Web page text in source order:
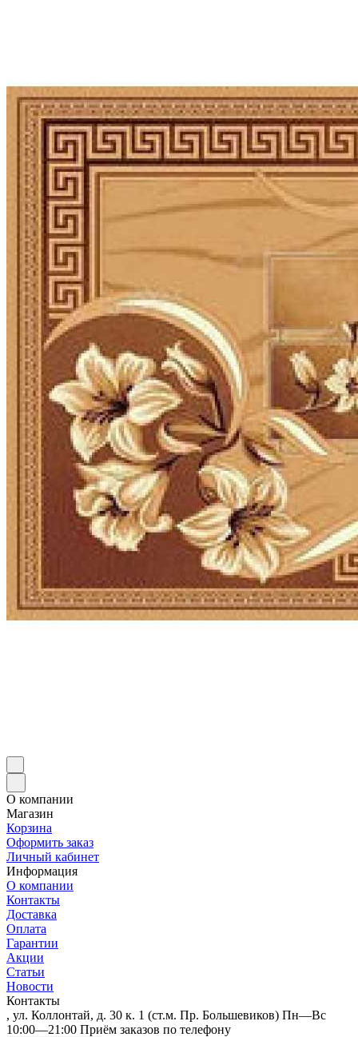
О компании
Магазин
Корзина
Оформить заказ
Личный кабинет
Информация
О компании
Контакты
Доставка
Оплата
Гарантии
Акции
Статьи
Новости
Контакты
, ул. Коллонтай, д. 30 к. 1 (ст.м. Пр. Большевиков) Пн—Вс
10:00—21:00 Приём заказов по телефону